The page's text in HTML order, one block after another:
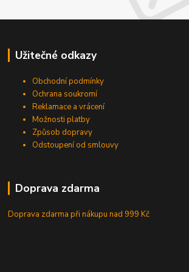
Užitečné odkazy
Obchodní podmínky
Ochrana soukromí
Reklamace a vrácení
Možnosti platby
Způsob dopravy
Odstoupení od smlouvy
Doprava zdarma
Doprava zdarma při nákupunad 999 Kč